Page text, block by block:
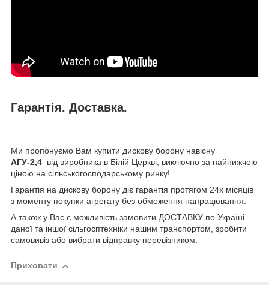
Гарантія. Доставка.
Ми пропонуємо Вам купити дискову борону навісну
АГУ-2,4 від виробника в Білій Церкві, виключно за найнижчою
ціною на сільськогосподарському ринку!
Гарантія на дискову борону діє гарантія протягом 24х місяців
з моменту покупки агрегату без обмеження напрацювання.
А також у Вас є можливість замовити ДОСТАВКУ по Україні
даної та іншої сільгосптехніки нашим транспортом, зробити
самовивіз або вибрати відправку перевізником.
Приховати